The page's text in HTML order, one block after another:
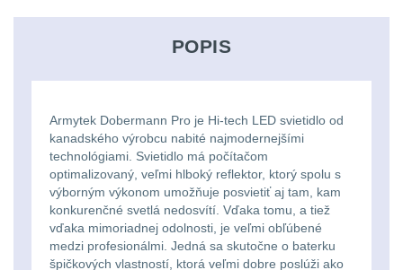
lm
AA/AAA/14500
Ion
baterie
Univerzalní
tašky
zbraně
Hydratační
vaky
střední
Príslušenstvo
pre
optiku
Čelové svetlá - čelovky3
Lucerny a kempingové
lampy1
Potápačské svetlá2
Kapesní svítilny4
Policejní svítilny4
POPIS
Armytek Dobermann Pro je Hi-tech LED svietidlo od
kanadského výrobcu nabité najmodernejšími
technológiami. Svietidlo má počítačom
optimalizovaný, veľmi hlboký reflektor, ktorý spolu s
výborným výkonom umožňuje posvietiť aj tam, kam
konkurenčné svetlá nedosvítí. Vďaka tomu, a tiež
vďaka mimoriadnej odolnosti, je veľmi obľúbené
medzi profesionálmi. Jedná sa skutočne o baterku
špičkových vlastností, ktorá veľmi dobre poslúži ako